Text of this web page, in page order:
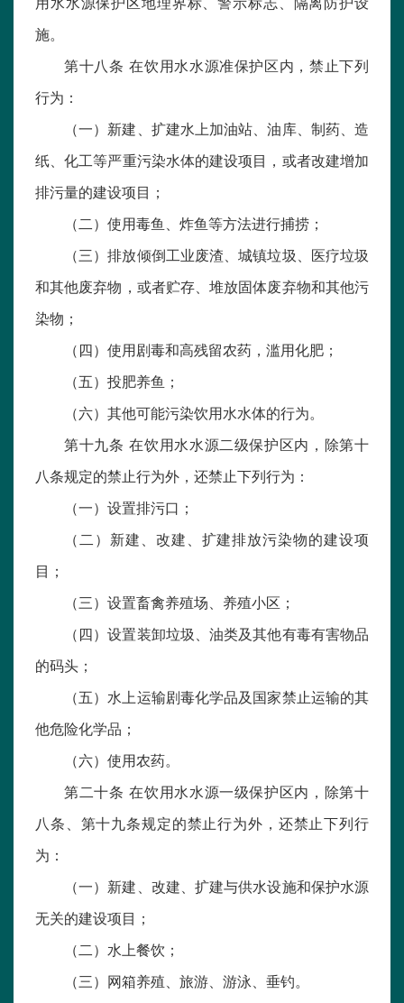
施。
第十八条 在饮用水水源准保护区内，禁止下列
行为：
（一）新建、扩建水上加油站、油库、制药、造
纸、化工等严重污染水体的建设项目，或者改建增加
排污量的建设项目；
（二）使用毒鱼、炸鱼等方法进行捕捞；
（三）排放倾倒工业废渣、城镇垃圾、医疗垃圾
和其他废弃物，或者贮存、堆放固体废弃物和其他污
染物；
（四）使用剧毒和高残留农药，滥用化肥；
（五）投肥养鱼；
（六）其他可能污染饮用水水体的行为。
第十九条 在饮用水水源二级保护区内，除第十
八条规定的禁止行为外，还禁止下列行为：
（一）设置排污口；
（二）新建、改建、扩建排放污染物的建设项
目；
（三）设置畜禽养殖场、养殖小区；
（四）设置装卸垃圾、油类及其他有毒有害物品
的码头；
（五）水上运输剧毒化学品及国家禁止运输的其
他危险化学品；
（六）使用农药。
第二十条 在饮用水水源一级保护区内，除第十
八条、第十九条规定的禁止行为外，还禁止下列行
为：
（一）新建、改建、扩建与供水设施和保护水源
无关的建设项目；
（二）水上餐饮；
（三）网箱养殖、旅游、游泳、垂钓。